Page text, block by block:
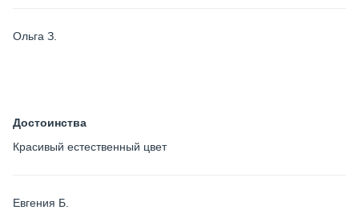
Ольга З.
Достоинства
Красивый естественный цвет
Евгения Б.